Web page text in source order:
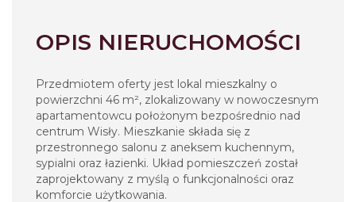
OPIS NIERUCHOMOŚCI
Przedmiotem oferty jest lokal mieszkalny o
powierzchni 46 m², zlokalizowany w nowoczesnym
apartamentowcu położonym bezpośrednio nad
centrum Wisły. Mieszkanie składa się z
przestronnego salonu z aneksem kuchennym,
sypialni oraz łazienki. Układ pomieszczeń został
zaprojektowany z myślą o funkcjonalności oraz
komforcie użytkowania.